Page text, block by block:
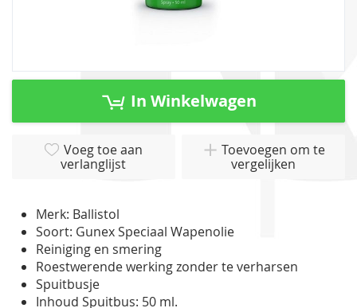
Ga
In Winkelwagen
Voeg toe aan
verlanglijst
Toevoegen om te
vergelijken
Merk: Ballistol
Soort: Gunex Speciaal Wapenolie
Reiniging en smering
Roestwerende werking zonder te verharsen
Spuitbusje
Inhoud Spuitbus: 50 ml.